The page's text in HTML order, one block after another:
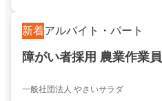
新着アルバイト・パート
障がい者採用 農業作業員
一般社団法人 やさいサラダ